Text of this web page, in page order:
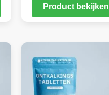
Product bekijken